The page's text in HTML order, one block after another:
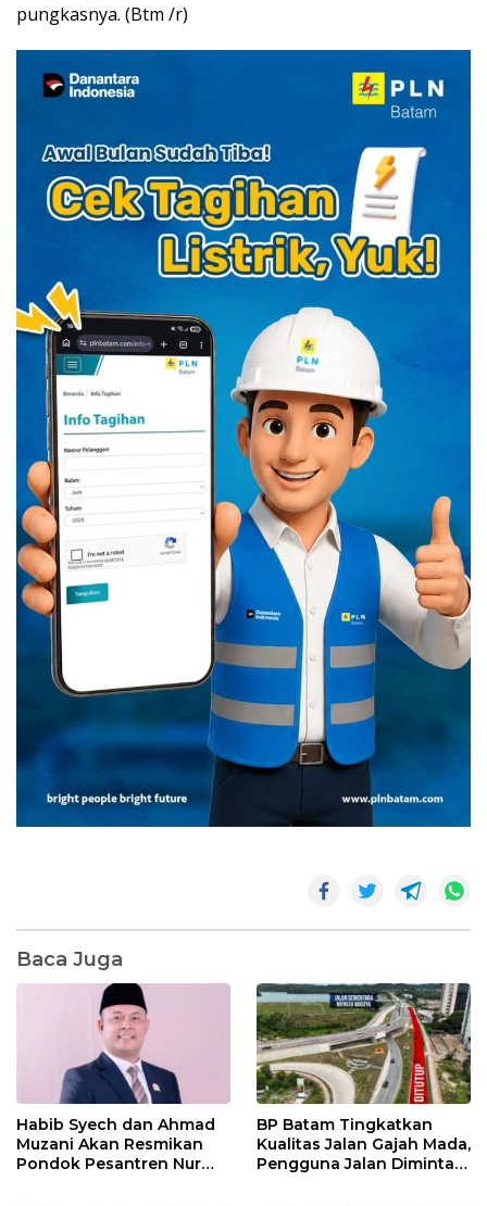
pungkasnya. (Btm /r)
Baca Juga
Habib Syech dan Ahmad
Muzani Akan Resmikan
Pondok Pesantren Nur
BP Batam Tingkatkan
Kualitas Jalan Gajah Mada,
Pengguna Jalan Diminta